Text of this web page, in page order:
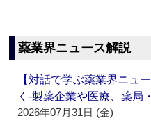
薬業界ニュース解説
【対話で学ぶ薬業界ニュ
く‐製薬企業や医療、薬
2026年07月31日 (金)